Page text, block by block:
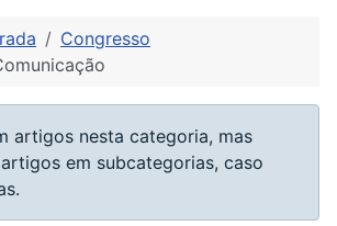
Congresso
artigos nesta categoria, mas
em subcategorias, caso